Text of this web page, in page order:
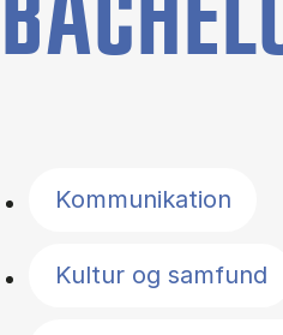
Kommunikation
Kultur og samfund